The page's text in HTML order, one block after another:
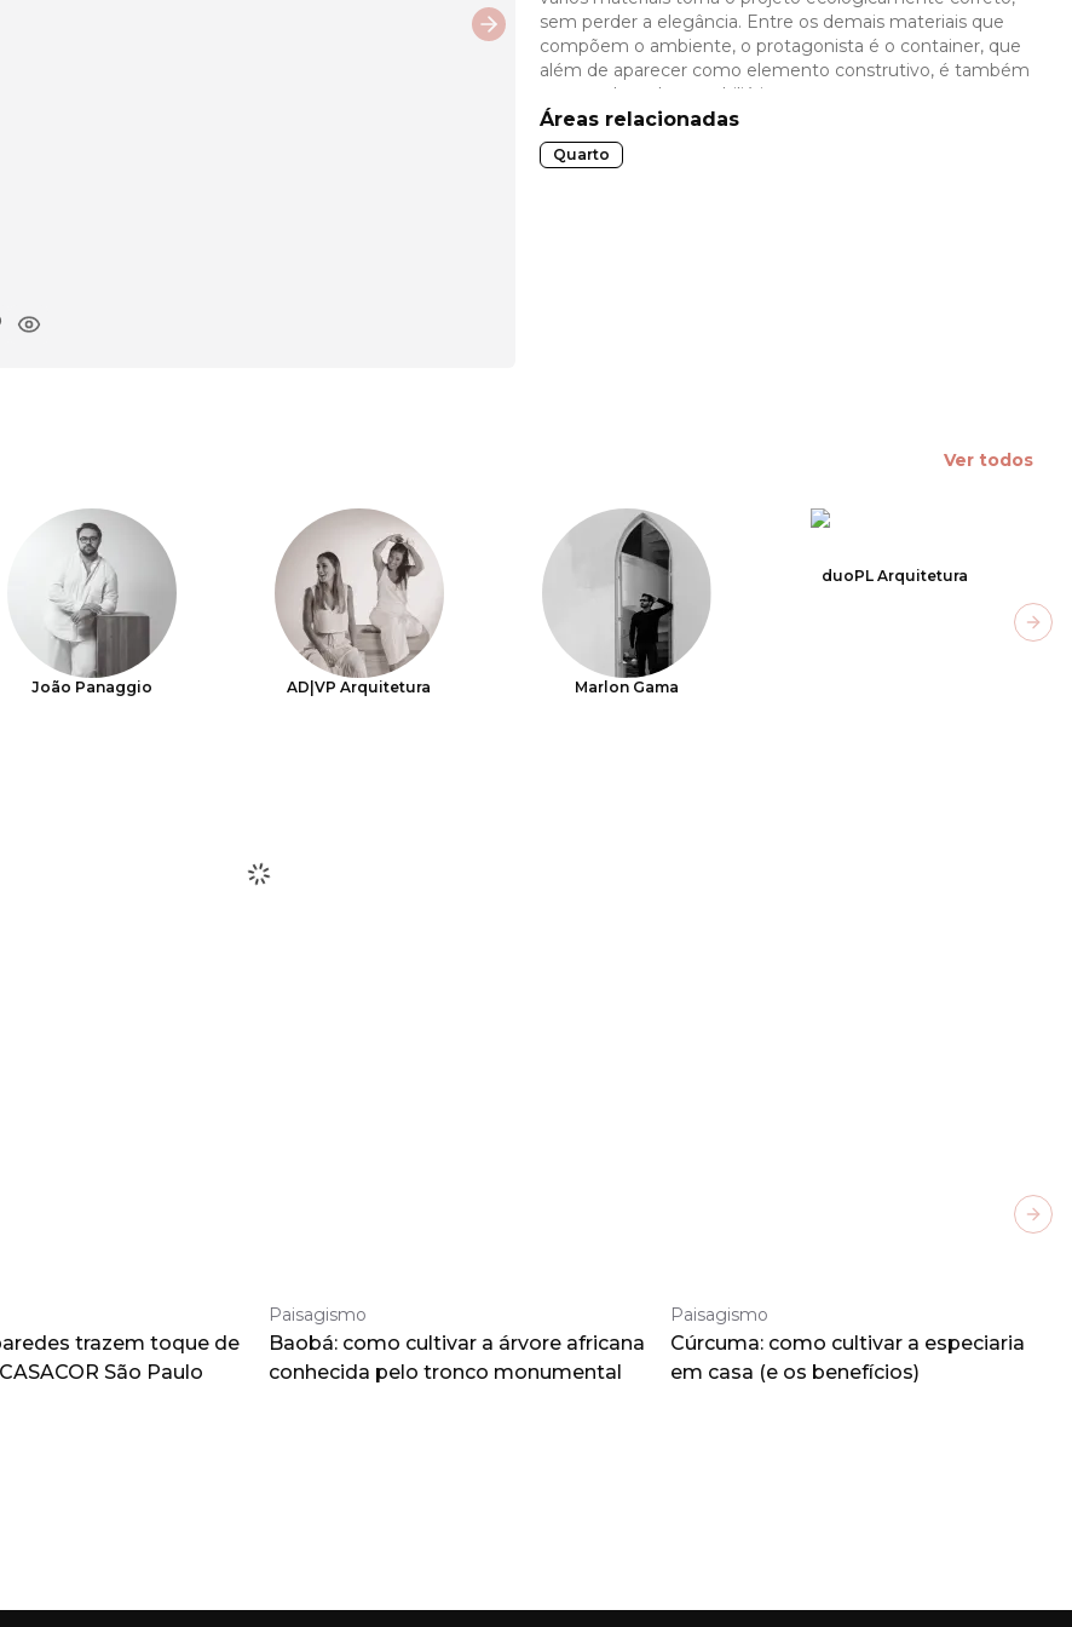
link
Next slide
sem perder a elegância. Entre os demais materiais que
compõem o ambiente, o protagonista é o container, que
além de aparecer como elemento construtivo, é também
o tema de todo o mobiliário.
Áreas relacionadas
Quarto
Ver todos
João Panaggio AD|VP Arquitetura Marlon Gama
duoPL Arquitetura
trazem toque de
São Paulo
Paisagismo
Baobá: como cultivar a árvore africana
conhecida pelo tronco monumental
Paisagismo
Cúrcuma: como cultivar a especiaria
em casa (e os benefícios)